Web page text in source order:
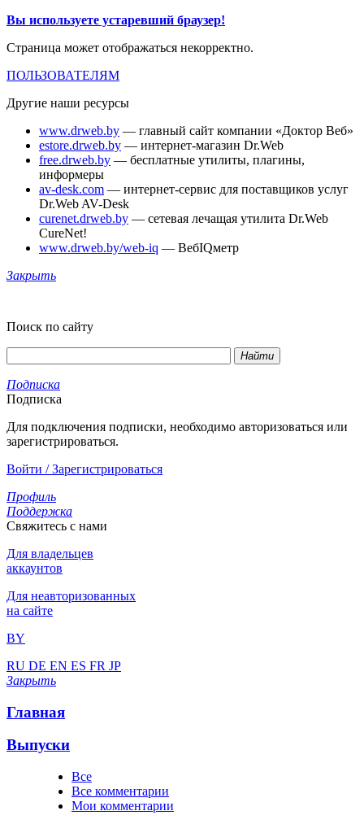
Вы используете устаревший браузер!
Страница может отображаться некорректно.
ПОЛЬЗОВАТЕЛЯМ
Другие наши ресурсы
www.drweb.by — главный сайт компании «Доктор Веб»
estore.drweb.by — интернет-магазин Dr.Web
free.drweb.by — бесплатные утилиты, плагины,
информеры
av-desk.com — интернет-сервис для поставщиков услуг
Dr.Web AV-Desk
curenet.drweb.by — сетевая лечащая утилита Dr.Web
CureNet!
www.drweb.by/web-iq — ВебIQметр
Закрыть
Поиск по сайту
Найти
Подписка
Подписка
Для подключения подписки, необходимо авторизоваться или
зарегистрироваться.
Войти / Зарегистрироваться
Профиль
Поддержка
Свяжитесь с нами
Для владельцев
аккаунтов
Для неавторизованных
на сайте
BY
RU DE EN ES FR JP
Закрыть
Главная
Выпуски
Все
Все комментарии
Мои комментарии